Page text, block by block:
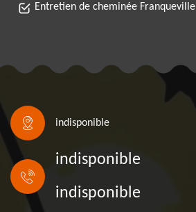
Entretien de cheminée Franqueville
indisponible
indisponible
indisponible